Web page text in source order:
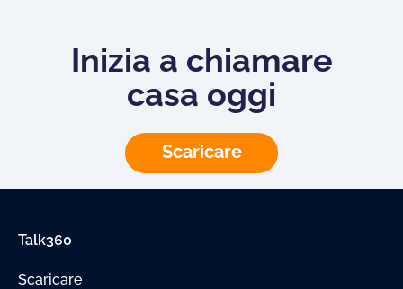
Inizia a chiamare
casa oggi
Scaricare
Talk360
Scaricare